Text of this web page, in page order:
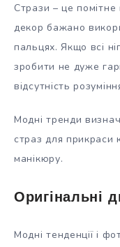
Стрази – це помітне
декор бажано
пальцях. Якщо всі
зробити не дуже
відсутність
Модні тренди
страз для прикраси
манікюру.
Оригінальні
Модні тенденції і